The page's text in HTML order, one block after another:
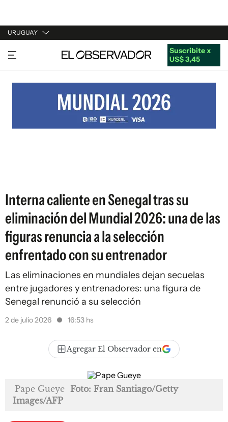
URUGUAY
URUGUAY
ARGENTINA
ESTADOS UNIDOS
Suscribite x
US$ 3,45
Interna caliente en Senegal tras su
eliminación del Mundial 2026: una de las
figuras renuncia a la selección
enfrentado con su entrenador
Las eliminaciones en mundiales dejan secuelas
entre jugadores y entrenadores: una figura de
Senegal renunció a su selección
2 de julio 2026 16:53 hs
Agregar El Observador en
Pape Gueye Foto: Fran Santiago/Getty
Images/AFP